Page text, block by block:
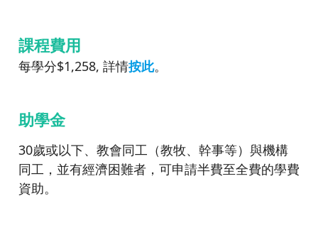
課程費用
每學分$1,258, 詳情按此。
助學金
30歲或以下、教會同工（教牧、幹事等）與機構
同工，並有經濟困難者，可申請半費至全費的學費
資助。